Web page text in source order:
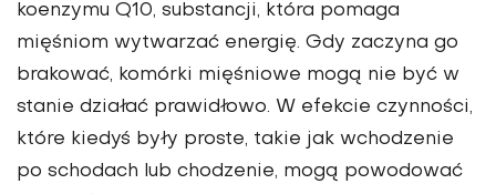
koenzymu Q10, substancji, która pomaga
mięśniom wytwarzać energię. Gdy zaczyna go
brakować, komórki mięśniowe mogą nie być w
stanie działać prawidłowo. W efekcie czynności,
które kiedyś były proste, takie jak wchodzenie
po schodach lub chodzenie, mogą powodować